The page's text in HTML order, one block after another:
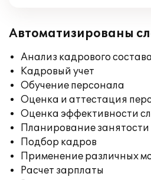
Автоматизированы
Анализ кадрового состава
Кадровый учет
Обучение персонала
Оценка и аттестация
Оценка эффективности
Планирование занятости
Подбор кадров
Применение различных
Расчет зарплаты